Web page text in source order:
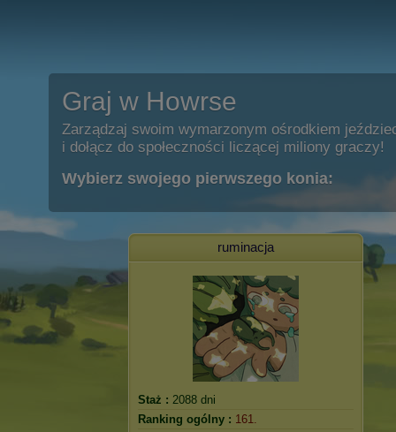
Graj w Howrse
Zarządzaj swoim wymarzonym ośrodkiem
i dołącz do społeczności liczącej miliony graczy!
Wybierz swojego pierwszego konia:
ruminacja
Staż : 2088 dni
Ranking ogólny : 161.